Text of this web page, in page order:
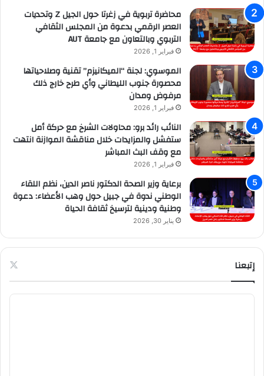
محاضرة تربوية في زغرتا حول الجيل Z وتحديات
العصر الرقمي بدعوة من المجلس الثقافي
التربوي وبالتعاون مع جامعة AUT
فبراير 1, 2026
الموسوي: لجنة “الميكانيزم” تقنية وصلاحياتها
محصورة جنوب الليطاني وأي طرح خارج ذلك
مرفوض ومدان
فبراير 1, 2026
النائب رائد برو: محاولات الشرخ مع حركة أمل
ستفشل والمزايدات خلال مناقشة الموازنة انتهت
مع وقف البث المباشر
فبراير 1, 2026
برعاية وزير الصحة الدكتور ناصر الدين، نظم اللقاء
الوطني ندوة في جبيل حول وهب الأعضاء: دعوة
وطنية ودينية لترسيخ ثقافة الحياة
يناير 30, 2026
إتبعنا